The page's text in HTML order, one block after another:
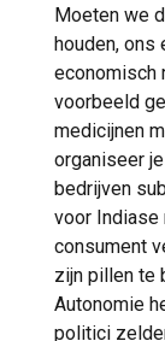
Moeten we
houden, ons
economisch
voorbeeld
medicijnen
organiseer
bedrijven
voor Indiase
consument
zijn pillen te
Autonomie
politici